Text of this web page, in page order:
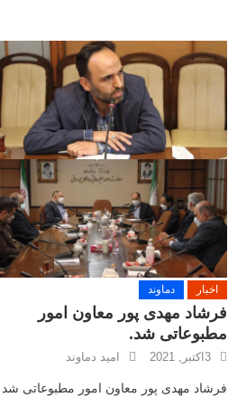
اخبار دماوند
فرشاد مهدی پور معاون امور
مطبوعاتی شد.
3اکتبر, 2021 امید دماوند
فرشاد مهدی پور معاون امور مطبوعاتی شد